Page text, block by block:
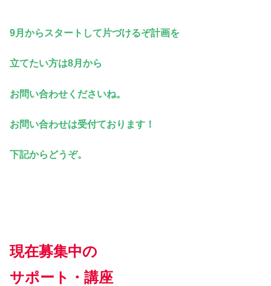
9月からスタートして片づけるぞ計画を
立てたい方は8月から
お問い合わせくださいね。
お問い合わせは受付ております！
下記からどうぞ。
現在募集中の
サポート・講座